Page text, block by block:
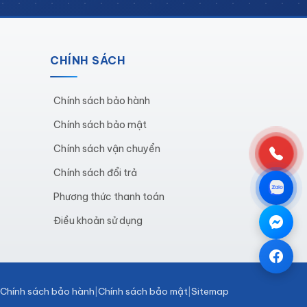
điện tử khỏi các yếu tố môi trường
mạch khác nhau.
quả.
CHÍNH SÁCH
Chính sách bảo hành
Chính sách bảo mật
Chính sách vận chuyển
Chính sách đổi trả
Phương thức thanh toán
Điều khoản sử dụng
Chính sách bảo hành Chính sách bảo mật Sitemap